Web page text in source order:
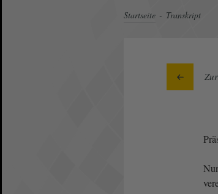
Startseite Transkript